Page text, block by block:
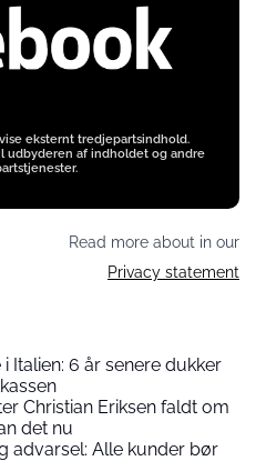
eksternt tredjepartsindhold.
udbyderen af indholdet og andre
Read more about in our
Privacy statement
Italien: 6 år senere dukker
Christian Eriksen faldt om
det nu
advarsel: Alle kunder bør